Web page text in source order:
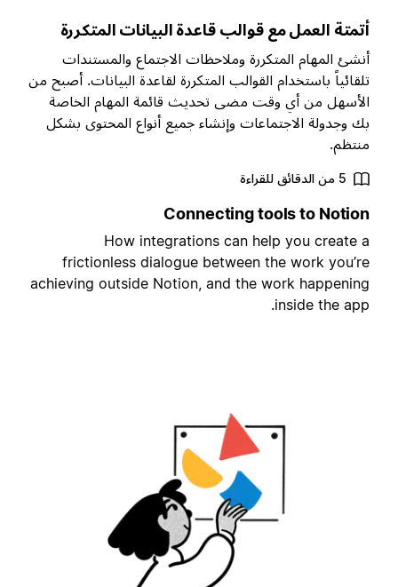
العمل مع قوالب قاعدة البيانات المتكررة
المهام المتكررة وملاحظات الاجتماع والمستندات
باستخدام القوالب المتكررة لقاعدة البيانات. أصبح من
من أي وقت مضى تحديث قائمة المهام الخاصة
وجدولة الاجتماعات وإنشاء جميع أنواع المحتوى بشكل
5 من الدقائق للقراءة
Connecting tools to
How integrations can help you create
frictionless dialogue between the work
achieving outside Notion, and the work
inside the